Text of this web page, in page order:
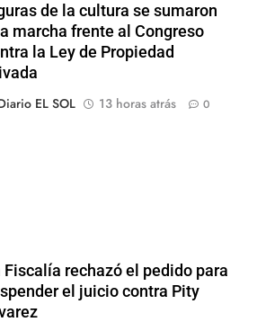
de la cultura se sumaron
marcha frente al Congreso
la Ley de Propiedad
EL SOL
13 horas atrás 0
Fiscalía rechazó el pedido para
el juicio contra Pity